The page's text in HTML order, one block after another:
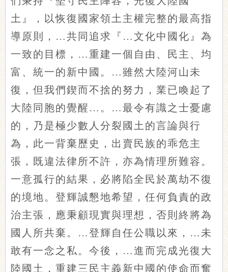
土』，以恢復國家領土主權完整的最高指
導原則，…共同追求『…文化中國化』為
一致的目標，…重建一個自由、民主、均
富、統一的新中國。…雖然大陸河山未
復，但我們鍥而不捨的努力，業已喚起了
大陸同胞的覺醒…。…最令有識之士憂慮
的，乃是極少數人分裂國土的言論與行
為，此一背棄歷史，出賣民族的乖危主
張，既違法律所不許，亦為情理所難容。
一意孤行的結果，必將陷全民於萬劫不復
的境地。登輝誠懇地希望，任何負責的政
治主張，應秉顧現實與理想，否則終將為
國人所共棄。…登輝自任公職以來，…未
敢有一念之私。今後，…進而完成光復大
陸國土，重建三民主義新中國的使命而奮